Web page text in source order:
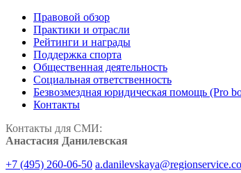
Правовой обзор
Практики и отрасли
Рейтинги и награды
Поддержка спорта
Общественная деятельность
Социальная ответственность
Безвозмездная юридическая помощь (Pro
Контакты
Контакты для СМИ:
Анастасия Данилевская
+7 (495) 260-06-50